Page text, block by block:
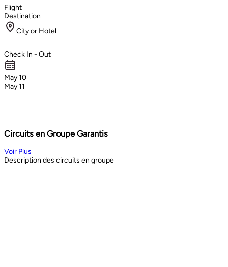
Flight
Destination
City or Hotel
Check In - Out
May 10
May 11
Circuits en Groupe Garantis
Voir Plus
Description des circuits en groupe